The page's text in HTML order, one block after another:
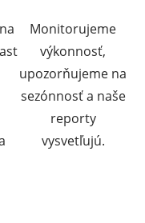
Monitorujeme
výkonnosť,
upozorňujeme na
sezónnosť a naše
reporty
vysvetľujú.